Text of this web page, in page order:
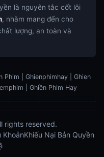
là nguyên tắc cốt lõi
, nhằm mang đến cho
lượng, an toàn và
Phim | Ghienphimhay | Ghien
| Ghiền Phim Hay
rights reserved.
KhoảnKhiếu Nại Bản Quyền